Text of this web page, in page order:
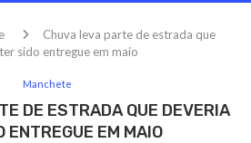
Chuva leva parte de estrada que
sido entregue em maio
Manchete
DE ESTRADA QUE DEVERIA
ENTREGUE EM MAIO